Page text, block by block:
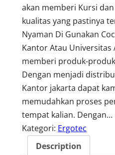
akan memberi Kursi
kualitas yang pastinya
Nyaman Di Gunakan
Kantor Atau Universitas
memberi produk-
Dengan menjadi
Kantor jakarta dapat
memudahkan proses
tempat kalian. Dengan…
Kategori: Ergotec
Description